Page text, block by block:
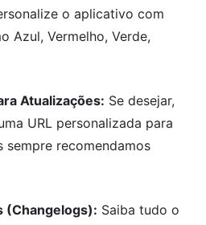
o aplicativo com
Azul, Vermelho, Verde,
Atualizações: Se desejar,
URL personalizada para
sempre recomendamos
(Changelogs): Saiba tudo o